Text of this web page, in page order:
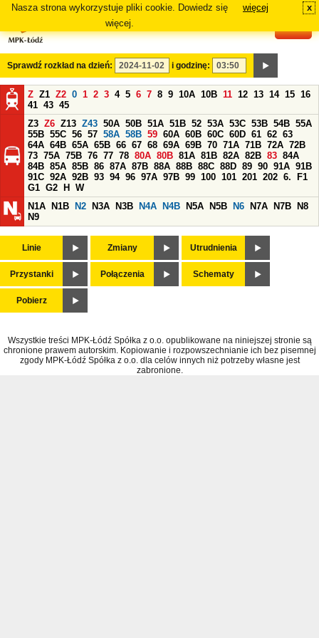
Nasza strona wykorzystuje pliki cookie. Dowiedz się
więcej.
więcej x
Sprawdź rozkład na dzień: i godzinę:
Z Z1 Z2 0 1 2 3 4 5 6 7 8 9 10A 10B 11 12 13 14 15 16
41 43 45
Z3 Z6 Z13 Z43 50A 50B 51A 51B 52 53A 53C 53B 54B 55A
55B 55C 56 57 58A 58B 59 60A 60B 60C 60D 61 62 63
64A 64B 65A 65B 66 67 68 69A 69B 70 71A 71B 72A 72B
73 75A 75B 76 77 78 80A 80B 81A 81B 82A 82B 83 84A
84B 85A 85B 86 87A 87B 88A 88B 88C 88D 89 90 91A 91B
91C 92A 92B 93 94 96 97A 97B 99 100 101 201 202 6.
F1
G1 G2 H
W
N1A
N1B N2 N3A N3B N4A N4B N5A N5B N6 N7A N7B
N8
N9
Linie Zmiany Utrudnienia
Przystanki Połączenia Schematy
Pobierz
Wszystkie treści MPK-Łódź Spółka z o.o. opublikowane na niniejszej stronie są
chronione prawem autorskim. Kopiowanie i rozpowszechnianie ich bez pisemnej
zgody MPK-Łódź Spółka z o.o. dla celów innych niż potrzeby własne jest
zabronione.